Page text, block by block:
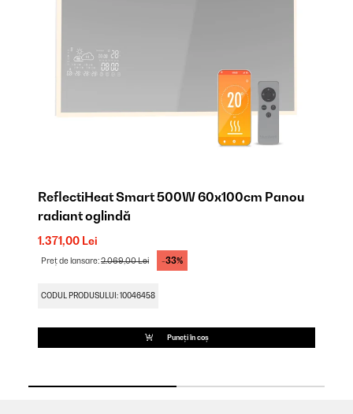
ReflectiHeat Smart 500W 60x100cm Panou
radiant oglindă
1.371,00 Lei
Preț de lansare:2.069,00 Lei -33%
CODUL PRODUSULUI: 10046458
Puneți în coș